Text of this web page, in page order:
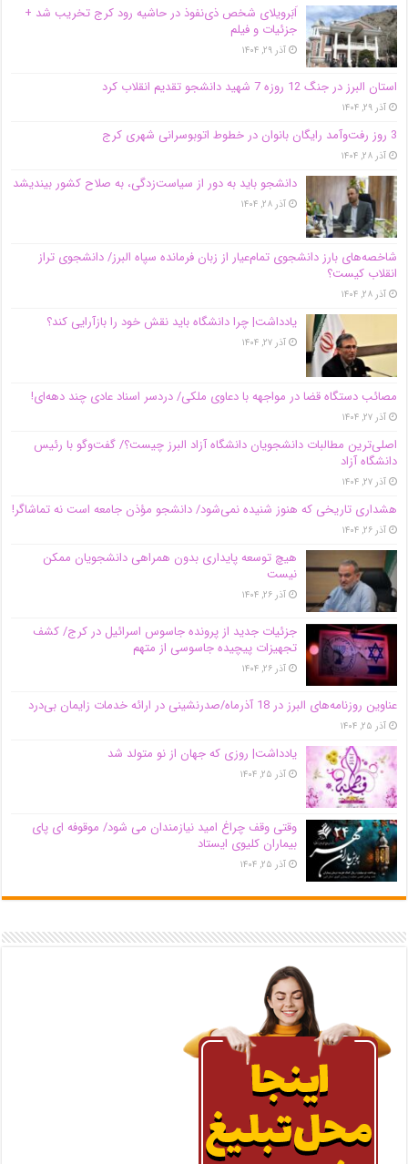
اَبَر‌ویلای شخص ذی‌نفوذ در حاشیه‌ رود کرج تخریب شد +
جزئیات و فیلم
آذر ۲۹, ۱۴۰۴
استان البرز در جنگ 12 روزه 7 شهید دانشجو تقدیم انقلاب کرد
آذر ۲۹, ۱۴۰۴
3 روز رفت‌وآمد رایگان بانوان در خطوط اتوبوسرانی شهری کرج
آذر ۲۸, ۱۴۰۴
دانشجو باید به دور از سیاست‌زدگی، به صلاح کشور بیندیشد
آذر ۲۸, ۱۴۰۴
شاخصه‌های بارز دانشجوی تمام‌عیار از زبان فرمانده سپاه البرز/ دانشجوی تراز
انقلاب کیست؟
آذر ۲۸, ۱۴۰۴
یادداشت| چرا دانشگاه باید نقش خود را بازآرایی کند؟
آذر ۲۷, ۱۴۰۴
مصائب دستگاه قضا در مواجهه با دعاوی ملکی/ دردسر اسناد عادی چند‌ دهه‌ای!
آذر ۲۷, ۱۴۰۴
اصلی‌ترین مطالبات دانشجویان دانشگاه آزاد البرز چیست؟/ گفت‌وگو با رئیس
دانشگاه آز‌اد
آذر ۲۷, ۱۴۰۴
هشداری تاریخی که هنوز شنیده نمی‌شود/ دانشجو مؤذن جامعه است نه تماشاگر!
آذر ۲۶, ۱۴۰۴
هیچ توسعه پایداری بدون همراهی دانشجویان ممکن
نیست
آذر ۲۶, ۱۴۰۴
جزئیات جدید از پرونده جاسوس اسرائیل در کرج/‌ کشف
تجهیزات پیچیده جاسوسی از متهم
آذر ۲۶, ۱۴۰۴
عناوین روزنامه‌های البرز در ‌18 آذرماه/صدرنشینی در ارائه خدمات زایمان بی‌درد
آذر ۲۵, ۱۴۰۴
یادداشت| روزی که جهان از نو متولد شد
آذر ۲۵, ۱۴۰۴
وقتی وقف چراغ امید نیازمندان می شود/ موقوفه ای پای
بیماران کلیوی ایستاد
آذر ۲۵, ۱۴۰۴